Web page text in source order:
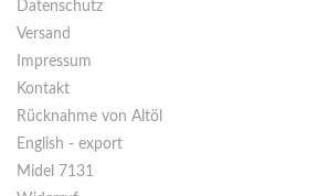
Datenschutz
Versand
Impressum
Kontakt
Rücknahme von Altöl
English - export
Midel 7131